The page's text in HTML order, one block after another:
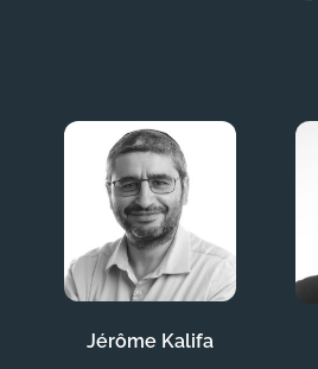
Jérôme Kalifa